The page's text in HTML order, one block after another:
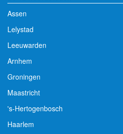
Assen
Lelystad
Leeuwarden
Arnhem
Groningen
Maastricht
's-Hertogenbosch
Haarlem